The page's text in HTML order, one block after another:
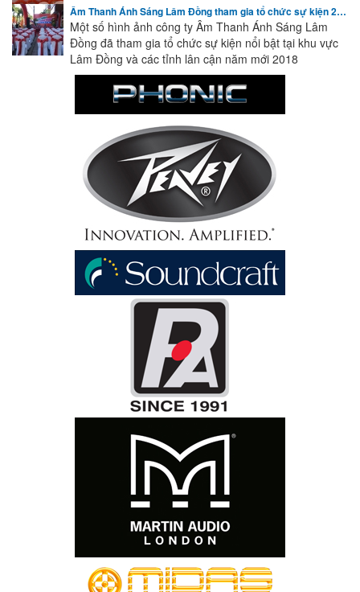
Âm Thanh Ánh Sáng Lâm Đồng tham gia tổ chức sự kiện 2018
Một số hình ảnh công ty Âm Thanh Ánh Sáng Lâm
Đồng đã tham gia tổ chức sự kiện nổi bật tại khu vực
Lâm Đồng và các tỉnh lân cận năm mới 2018